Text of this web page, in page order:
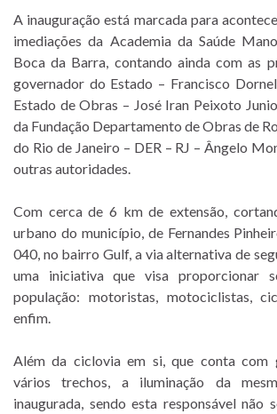
A inauguração está marcada para
imediações da Academia da Saúde
Boca da Barra, contando ainda com as
governador do Estado – Francisco
Estado de Obras – José Iran Peixoto
da Fundação Departamento de Obras de
do Rio de Janeiro – DER – RJ – Ângelo
outras autoridades.
Com cerca de 6 km de extensão,
urbano do município, de Fernandes
040, no bairro Gulf, a via alternativa de
uma iniciativa que visa proporcionar
população: motoristas, motociclistas,
enfim.
Além da ciclovia em si, que conta com
vários trechos, a iluminação da
inaugurada, sendo esta responsável não